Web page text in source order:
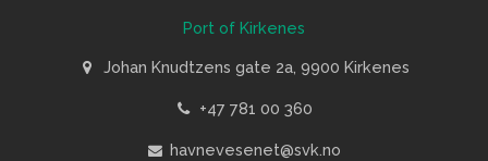
Port of Kirkenes
Johan Knudtzens gate 2a, 9900 Kirkenes
+47 781 00 360
havnevesenet@svk.no